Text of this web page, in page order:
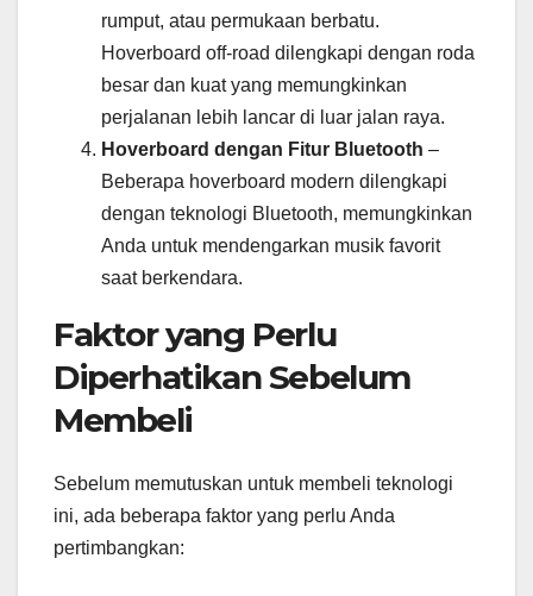
rumput, atau permukaan berbatu.
Hoverboard off-road dilengkapi dengan roda
besar dan kuat yang memungkinkan
perjalanan lebih lancar di luar jalan raya.
Hoverboard dengan Fitur Bluetooth –
Beberapa hoverboard modern dilengkapi
dengan teknologi Bluetooth, memungkinkan
Anda untuk mendengarkan musik favorit
saat berkendara.
Faktor yang Perlu
Diperhatikan Sebelum
Membeli
Sebelum memutuskan untuk membeli teknologi
ini, ada beberapa faktor yang perlu Anda
pertimbangkan: